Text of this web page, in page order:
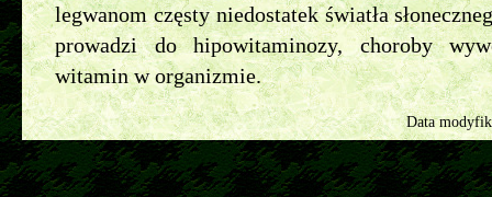
legwanom częsty niedostatek światła
prowadzi do hipowitaminozy, choroby
witamin w organizmie.
Data